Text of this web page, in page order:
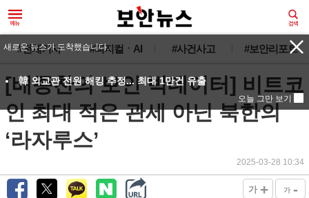
#전체기사 #피지컬ㆍAI #사건사고 #보안리포트
[배종찬의 보안 빅데이터] 비트코
인 최대 적은 관세 아닌 북한의
‘라자루스’
2025-03-28 10:34
가 + 가 -
새로운 뉴스가 도착했습니다.
韓 외교관 전원 해킹 추정... 최대 1만건 유출
오늘 그만 보기